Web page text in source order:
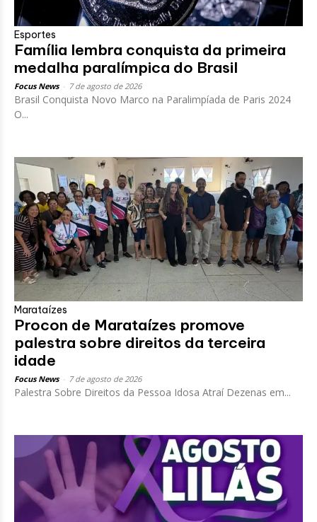
Esportes
Família lembra conquista da primeira
medalha paralímpica do Brasil
Focus News 7 de agosto de 2026
Brasil Conquista Novo Marco na Paralimpíada de Paris 2024
O...
Marataízes
Procon de Marataízes promove
palestra sobre direitos da terceira
idade
Focus News 7 de agosto de 2026
Palestra Sobre Direitos da Pessoa Idosa Atraí Dezenas em...